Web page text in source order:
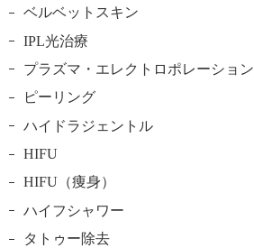
ベルベットスキン
IPL光治療
プラズマ・エレクトロポレーション
ピーリング
ハイドラジェントル
HIFU
HIFU（痩身）
ハイフシャワー
タトゥー除去